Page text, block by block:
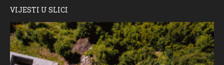
VIJESTI U SLICI